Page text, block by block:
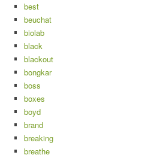
best
beuchat
biolab
black
blackout
bongkar
boss
boxes
boyd
brand
breaking
breathe